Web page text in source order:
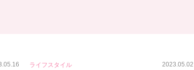
ライフスタイル 2023.05.02